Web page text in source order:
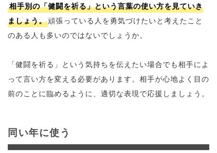
相手別の「健闘を祈る」という言葉の使い方を見ていき
ましょう。頑張っている人を勇気づけたいと考えたこと
のある人も多いのではないでしょうか。
「健闘を祈る」という気持ちを伝えたい場合でも相手によ
って言い方を変える必要があります。相手が心地よく目の
前のことに臨めるように、適切な表現で応援しましょう。
同い年に使う